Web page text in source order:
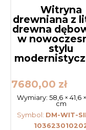
Witryna
drewniana z
drewna
w
stylu
7680,00 zł
Wymiary: 58,6 × 41,6
cm
Symbol: DM-WIT-